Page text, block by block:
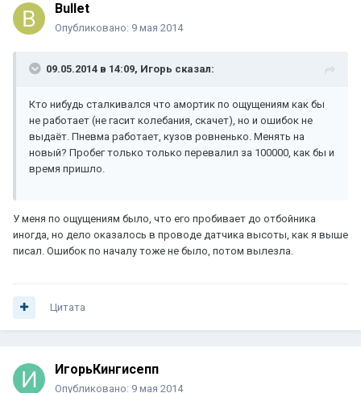
Bullet
Опубликовано: 9 мая 2014
09.05.2014 в 14:09, Игорь сказал:
Кто нибудь сталкивался что амортик по ощущениям как бы
не работает (не гасит колебания, скачет), но и ошибок не
выдаёт. Пневма работает, кузов ровненько. Менять на
новый? Пробег только только перевалил за 100000, как бы и
время пришло.
У меня по ощущениям было, что его пробивает до отбойника
иногда, но дело оказалось в проводе датчика высоты, как я выше
писал. Ошибок по началу тоже не было, потом вылезла.
Цитата
ИгорьКингисепп
Опубликовано: 9 мая 2014